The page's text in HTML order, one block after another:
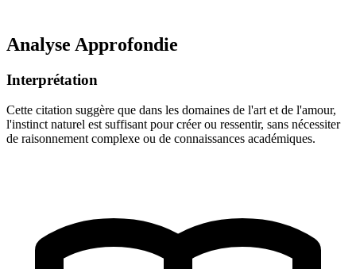
Analyse Approfondie
Interprétation
Cette citation suggère que dans les domaines de l'art et de l'amour,
l'instinct naturel est suffisant pour créer ou ressentir, sans nécessiter
de raisonnement complexe ou de connaissances académiques.